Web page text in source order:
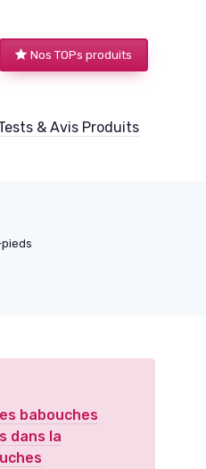
Nos TOPs produits
& Avis Produits
babouches
dans la